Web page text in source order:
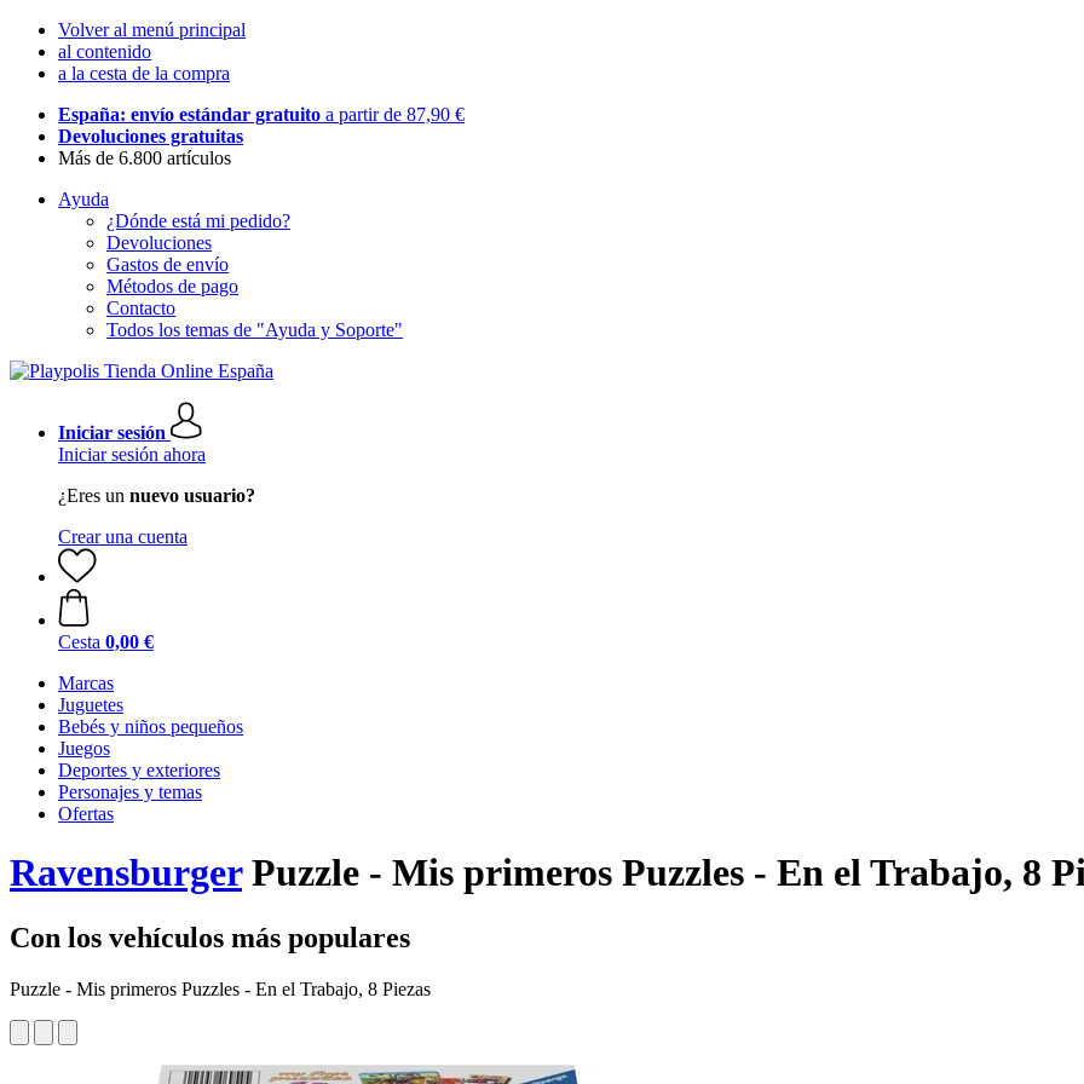
Volver al menú principal
al contenido
a la cesta de la compra
España: envío estándar gratuito a partir de 87,90 €
Devoluciones gratuitas
Más de 6.800 artículos
Ayuda
¿Dónde está mi pedido?
Devoluciones
Gastos de envío
Métodos de pago
Contacto
Todos los temas de "Ayuda y Soporte"
Iniciar sesión
Iniciar sesión ahora
¿Eres un nuevo usuario?
Crear una cuenta
Cesta 0,00 €
Marcas
Juguetes
Bebés y niños pequeños
Juegos
Deportes y exteriores
Personajes y temas
Ofertas
RavensburgerPuzzle - Mis primeros Puzzles - En el Trabajo, 8
Con los vehículos más populares
Puzzle - Mis primeros Puzzles - En el Trabajo, 8 Piezas